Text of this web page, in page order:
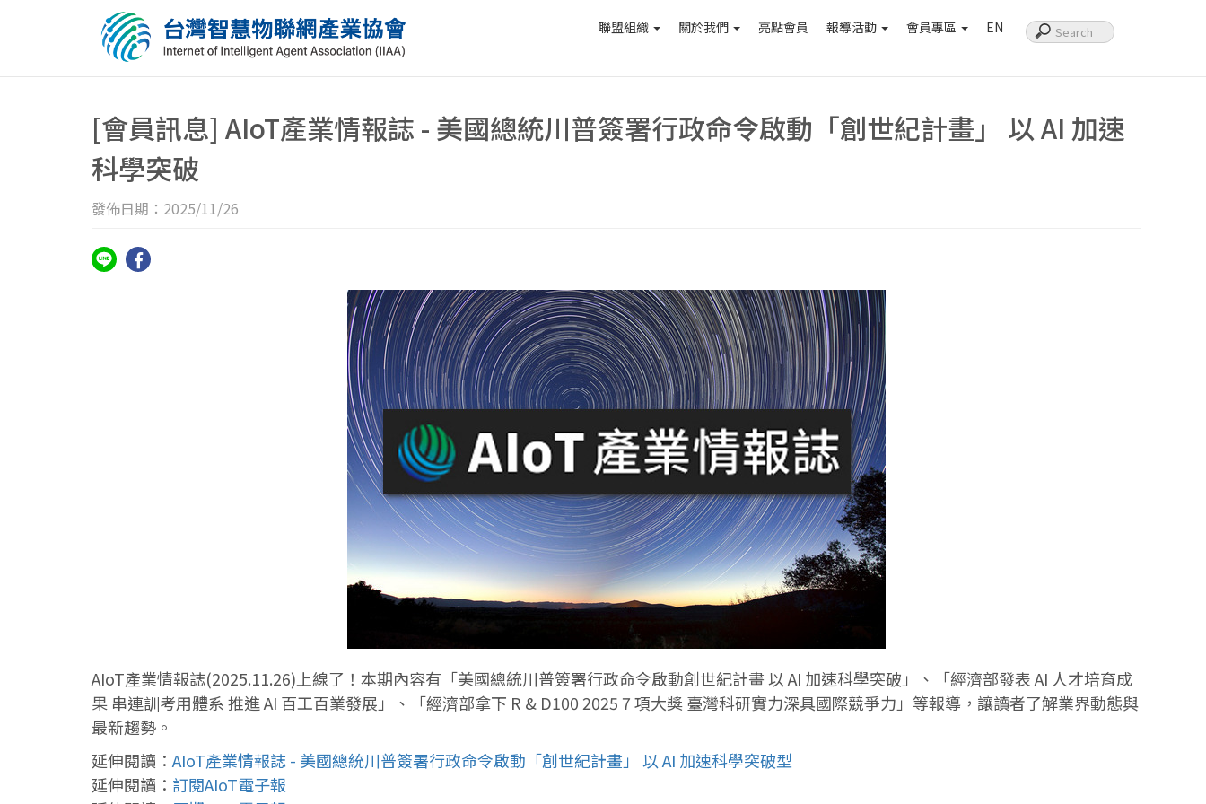
聯盟組織 關於我們 亮點會員 報導活動 會員專區 EN
[會員訊息] AIoT產業情報誌 - 美國總統川普簽署行政命令啟動「創世紀計畫」 以 AI 加速
科學突破
發佈日期：2025/11/26
AIoT產業情報誌(2025.11.26)上線了！本期內容有「美國總統川普簽署行政命令啟動創世紀計畫 以 AI 加速科學突破」、「經濟部發表 AI 人才培育成
果 串連訓考用體系 推進 AI 百工百業發展」、「經濟部拿下 R & D100 2025 7 項大獎 臺灣科研實力深具國際競爭力」等報導，讓讀者了解業界動態與
最新趨勢。
延伸閱讀： AIoT產業情報誌 - 美國總統川普簽署行政命令啟動「創世紀計畫」 以 AI 加速科學突破型
延伸閱讀： 訂閱AIoT電子報